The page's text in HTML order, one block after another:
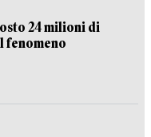
24 milioni di
fenomeno